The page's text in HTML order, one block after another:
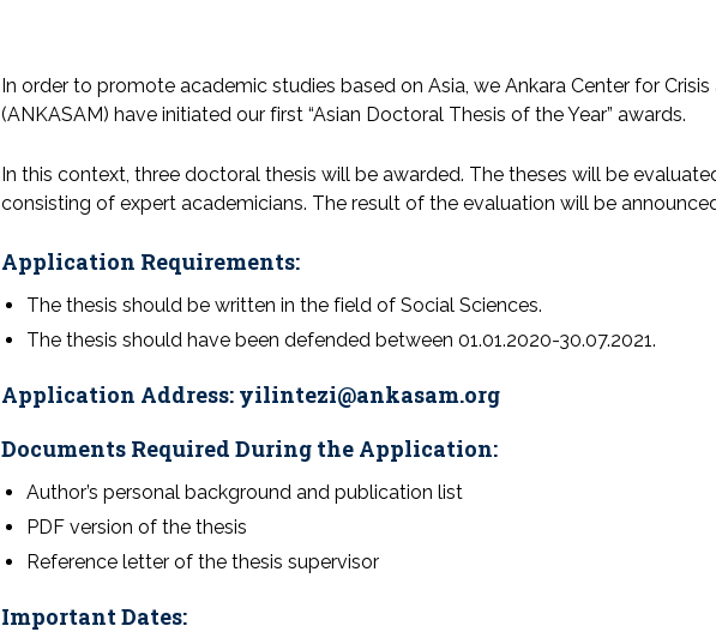
In order to promote academic studies based on Asia, we Ankara Center for Crisis
(ANKASAM) have initiated our first “Asian Doctoral Thesis of the Year” awards.
In this context, three doctoral thesis will be awarded. The theses will be
consisting of expert academicians. The result of the evaluation will be
Application Requirements:
The thesis should be written in the field of Social Sciences.
The thesis should have been defended between 01.01.2020-30.07.2021.
Application Address: yilintezi@ankasam.org
Documents Required During the Application:
Author’s personal background and publication list
PDF version of the thesis
Reference letter of the thesis supervisor
Important Dates: